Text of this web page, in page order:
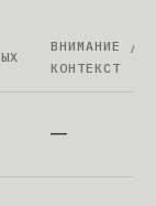
ВНИМАНИЕ /
КОНТЕКСТ
—